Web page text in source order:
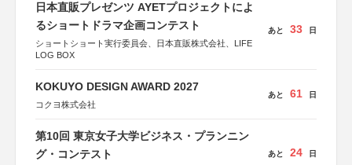
日本直販プレゼンツ AYETプロジェクトによ
るショートドラマ企画コンテスト
ショートショート実行委員会、日本直販株式会社、LIFE
LOG BOX
あと 33 日
KOKUYO DESIGN AWARD 2027
コクヨ株式会社
あと 61 日
第10回 東京女子大学ビジネス・プランニン
グ・コンテスト
あと 24 日